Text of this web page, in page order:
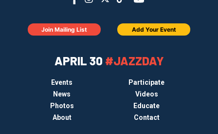
APRIL 30 #JAZZDAY
Events
Participate
News
Videos
Photos
Educate
About
Contact
Join Mailing List Add Your Event